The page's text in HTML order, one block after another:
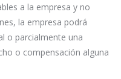
a la empresa y no
la empresa podrá
o parcialmente una
o compensación alguna